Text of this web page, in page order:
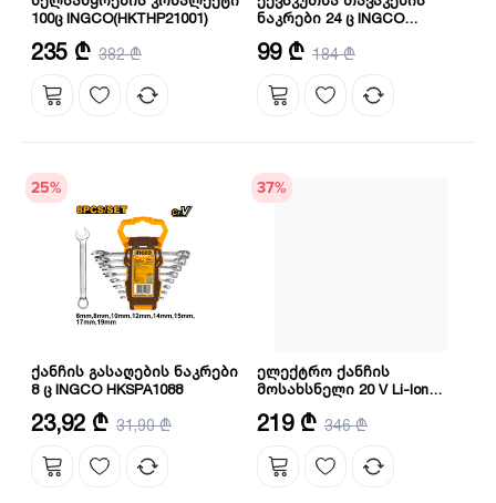
100ც INGCO(HKTHP21001)
რაოდენობა: 100 ც
235 ₾ 382 ₾
ნაკრები 24 ც INGCO
რაოდენობა: 24
ზომა:
99 ₾ 184 ₾
25%
ქანჩის გასაღების ნაკრები
8 ც INGCO HKSPA1088
მასალა: CRV
ინსტრუმენტების რაოდენობა: 8
23,92 ₾ 31,90 ₾
37%
ელექტრო ქანჩის
მოსახსნელი 20 V Li-Ion
ძაბვა: 20 ვ
219 ₾ 346 ₾